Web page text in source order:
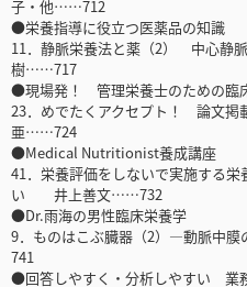
子・他……712
●栄養指導に役立つ医薬品の知識
11．静脈栄養法と薬（2） 中心
樹……717
●現場発！ 管理栄養士のための臨
23．めでたくアクセプト！ 論文
亜……724
●Medical Nutritionist養成講座
41．栄養評価をしないで実施する
い 井上善文……732
●Dr.雨海の男性臨床栄養学
9．ものはこぶ臓器（2）―動脈
741
●回答しやすく・分析しやすい 業